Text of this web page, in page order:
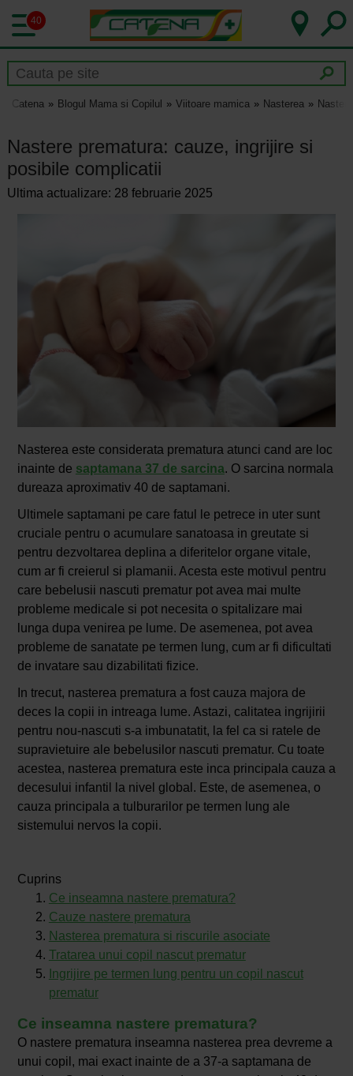
40
Catena Blogul Mama si Copilul Viitoare mamica Nasterea
Nastere prematura: cauze, ingrijire si
posibile complicatii
Ultima actualizare: 28 februarie 2025
Nasterea este considerata prematura atunci cand are loc
inainte de saptamana 37 de sarcina. O sarcina normala
dureaza aproximativ 40 de saptamani.
Ultimele saptamani pe care fatul le petrece in uter sunt
cruciale pentru o acumulare sanatoasa in greutate si
pentru dezvoltarea deplina a diferitelor organe vitale,
cum ar fi creierul si plamanii. Acesta este motivul pentru
care bebelusii nascuti prematur pot avea mai multe
probleme medicale si pot necesita o spitalizare mai
lunga dupa venirea pe lume. De asemenea, pot avea
probleme de sanatate pe termen lung, cum ar fi dificultati
de invatare sau dizabilitati fizice.
In trecut, nasterea prematura a fost cauza majora de
deces la copii in intreaga lume. Astazi, calitatea ingrijirii
pentru nou-nascuti s-a imbunatatit, la fel ca si ratele de
supravietuire ale bebelusilor nascuti prematur. Cu toate
acestea, nasterea prematura este inca principala cauza a
decesului infantil la nivel global. Este, de asemenea, o
cauza principala a tulburarilor pe termen lung ale
sistemului nervos la copii.
Cuprins
Ce inseamna nastere prematura?
Cauze nastere prematura
Nasterea prematura si riscurile asociate
Tratarea unui copil nascut prematur
Ingrijire pe termen lung pentru un copil nascut
prematur
Ce inseamna nastere prematura?
O nastere prematura inseamna nasterea prea devreme a
unui copil, mai exact inainte de a 37-a saptamana de